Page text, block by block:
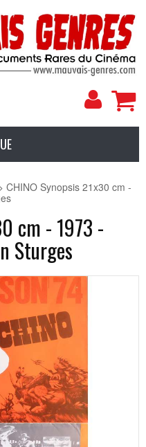
Mon
CHINO Synopsis 21x30 cm -
cm - 1973 -
Sturges